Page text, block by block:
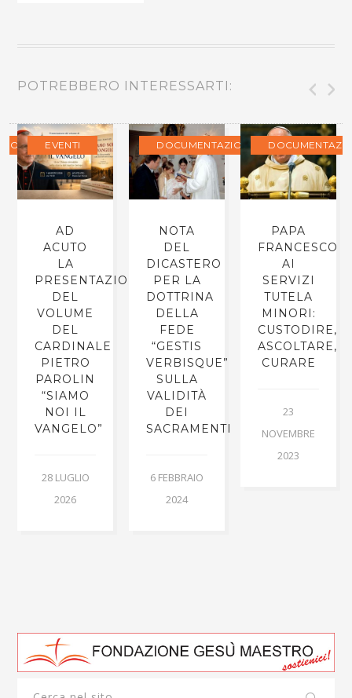
POTREBBERO INTERESSARTI:
EVENTI
AD
ACUTO
LA
PRESENTAZIONE
DEL
VOLUME
DEL
CARDINALE
PIETRO
PAROLIN
“SIAMO
NOI IL
VANGELO”
28 LUGLIO
2026
DOCUMENTAZIONE
NOTA
DEL
DICASTERO
PER LA
DOTTRINA
DELLA
FEDE
“GESTIS
VERBISQUE”
SULLA
VALIDITÀ
DEI
SACRAMENTI
6 FEBBRAIO
2024
PAPA
FRANCESCO
AI
SERVIZI
TUTELA
MINORI:
CUSTODIRE,
ASCOLTARE,
CURARE
23
NOVEMBRE
2023